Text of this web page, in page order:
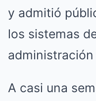
y admitió
los sistemas
A casi una